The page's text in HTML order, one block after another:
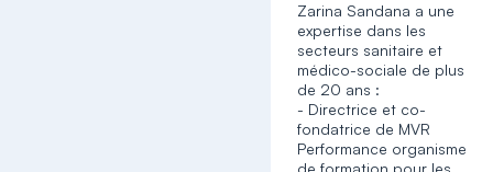
Zarina Sandana a une
expertise dans les
secteurs sanitaire et
médico-sociale de plus
de 20 ans :
- Directrice et co-
fondatrice de MVR
Performance organisme
de formation pour les